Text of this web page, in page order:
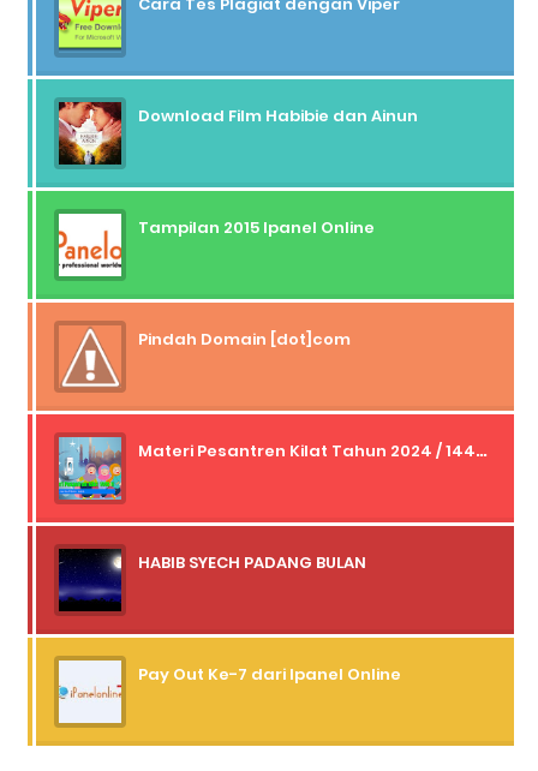
Download Film Habibie dan Ainun
Tampilan 2015 Ipanel Online
Pindah Domain [dot]com
Materi Pesantren Kilat Tahun 2024 / 1445 H
HABIB SYECH PADANG BULAN
Pay Out Ke-7 dari Ipanel Online